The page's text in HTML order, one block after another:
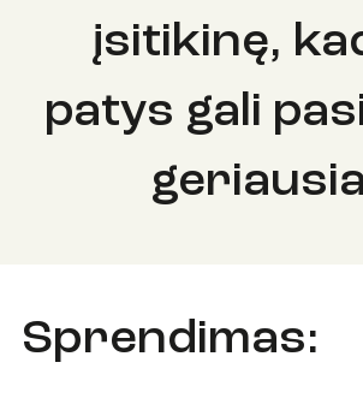
įsitikinę,
patys gali
Sprendimas: